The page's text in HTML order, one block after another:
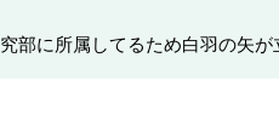
部に所属してるため白羽の矢が